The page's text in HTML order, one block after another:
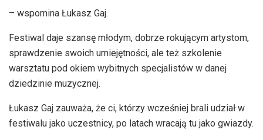
dźwiękowych
– wspomina Łukasz Gaj.
Festiwal daje szansę młodym, dobrze rokującym artystom,
sprawdzenie swoich umiejętności, ale też szkolenie
warsztatu pod okiem wybitnych specjalistów w danej
dziedzinie muzycznej.
Łukasz Gaj zauważa, że ci, którzy wcześniej brali udział w
festiwalu jako uczestnicy, po latach wracają tu jako gwiazdy.